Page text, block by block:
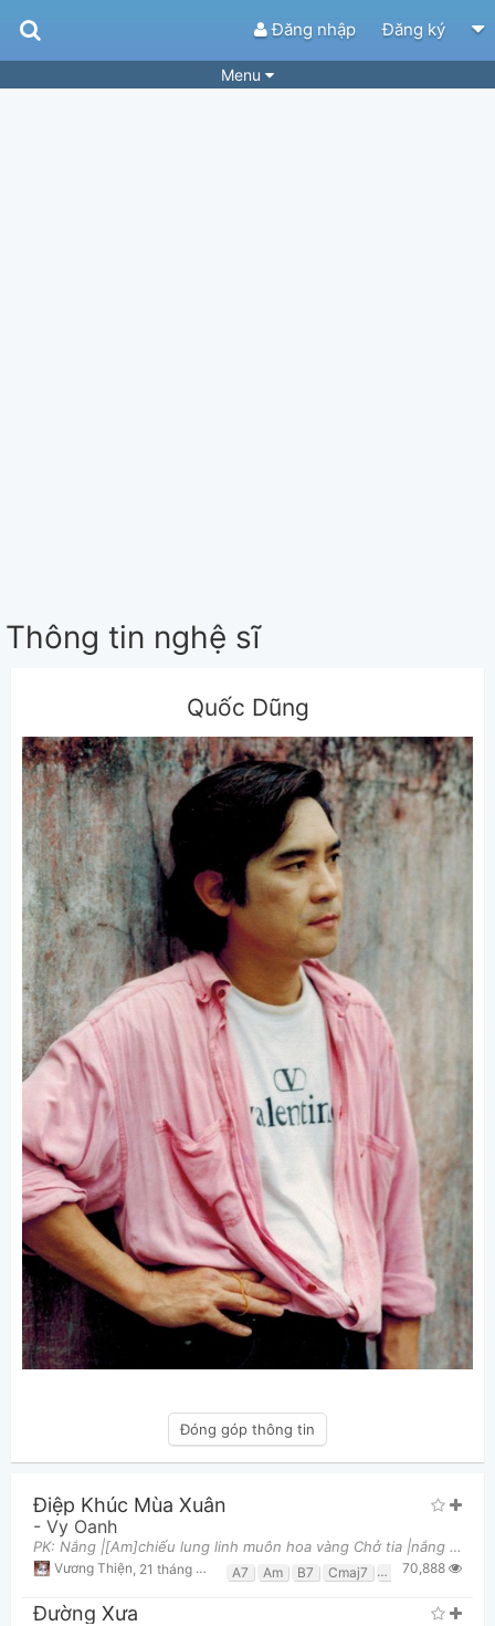
Đăng nhập Đăng ký
Menu
Thông tin nghệ sĩ
Quốc Dũng
Đóng góp thông tin
Điệp Khúc Mùa Xuân
- Vy Oanh
PK: Nắng |[Am]chiếu lung linh muôn hoa vàng Chở tia |nắng về trong ánh mùa [E7]sang Gió |mãi mơn
Vương Thiện 21 tháng 01, 2019 lúc 10:18am A7 Am B7 Cmaj7 Dm E7 F
70,888
Đường Xưa